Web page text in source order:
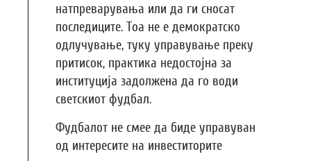
натпреварувања или да ги сносат
последиците. Тоа не е демократско
одлучување, туку управување преку
притисок, практика недостојна за
институција задолжена да го води
светскиот фудбал.
Фудбалот не смее да биде управуван
од интересите на инвеститорите